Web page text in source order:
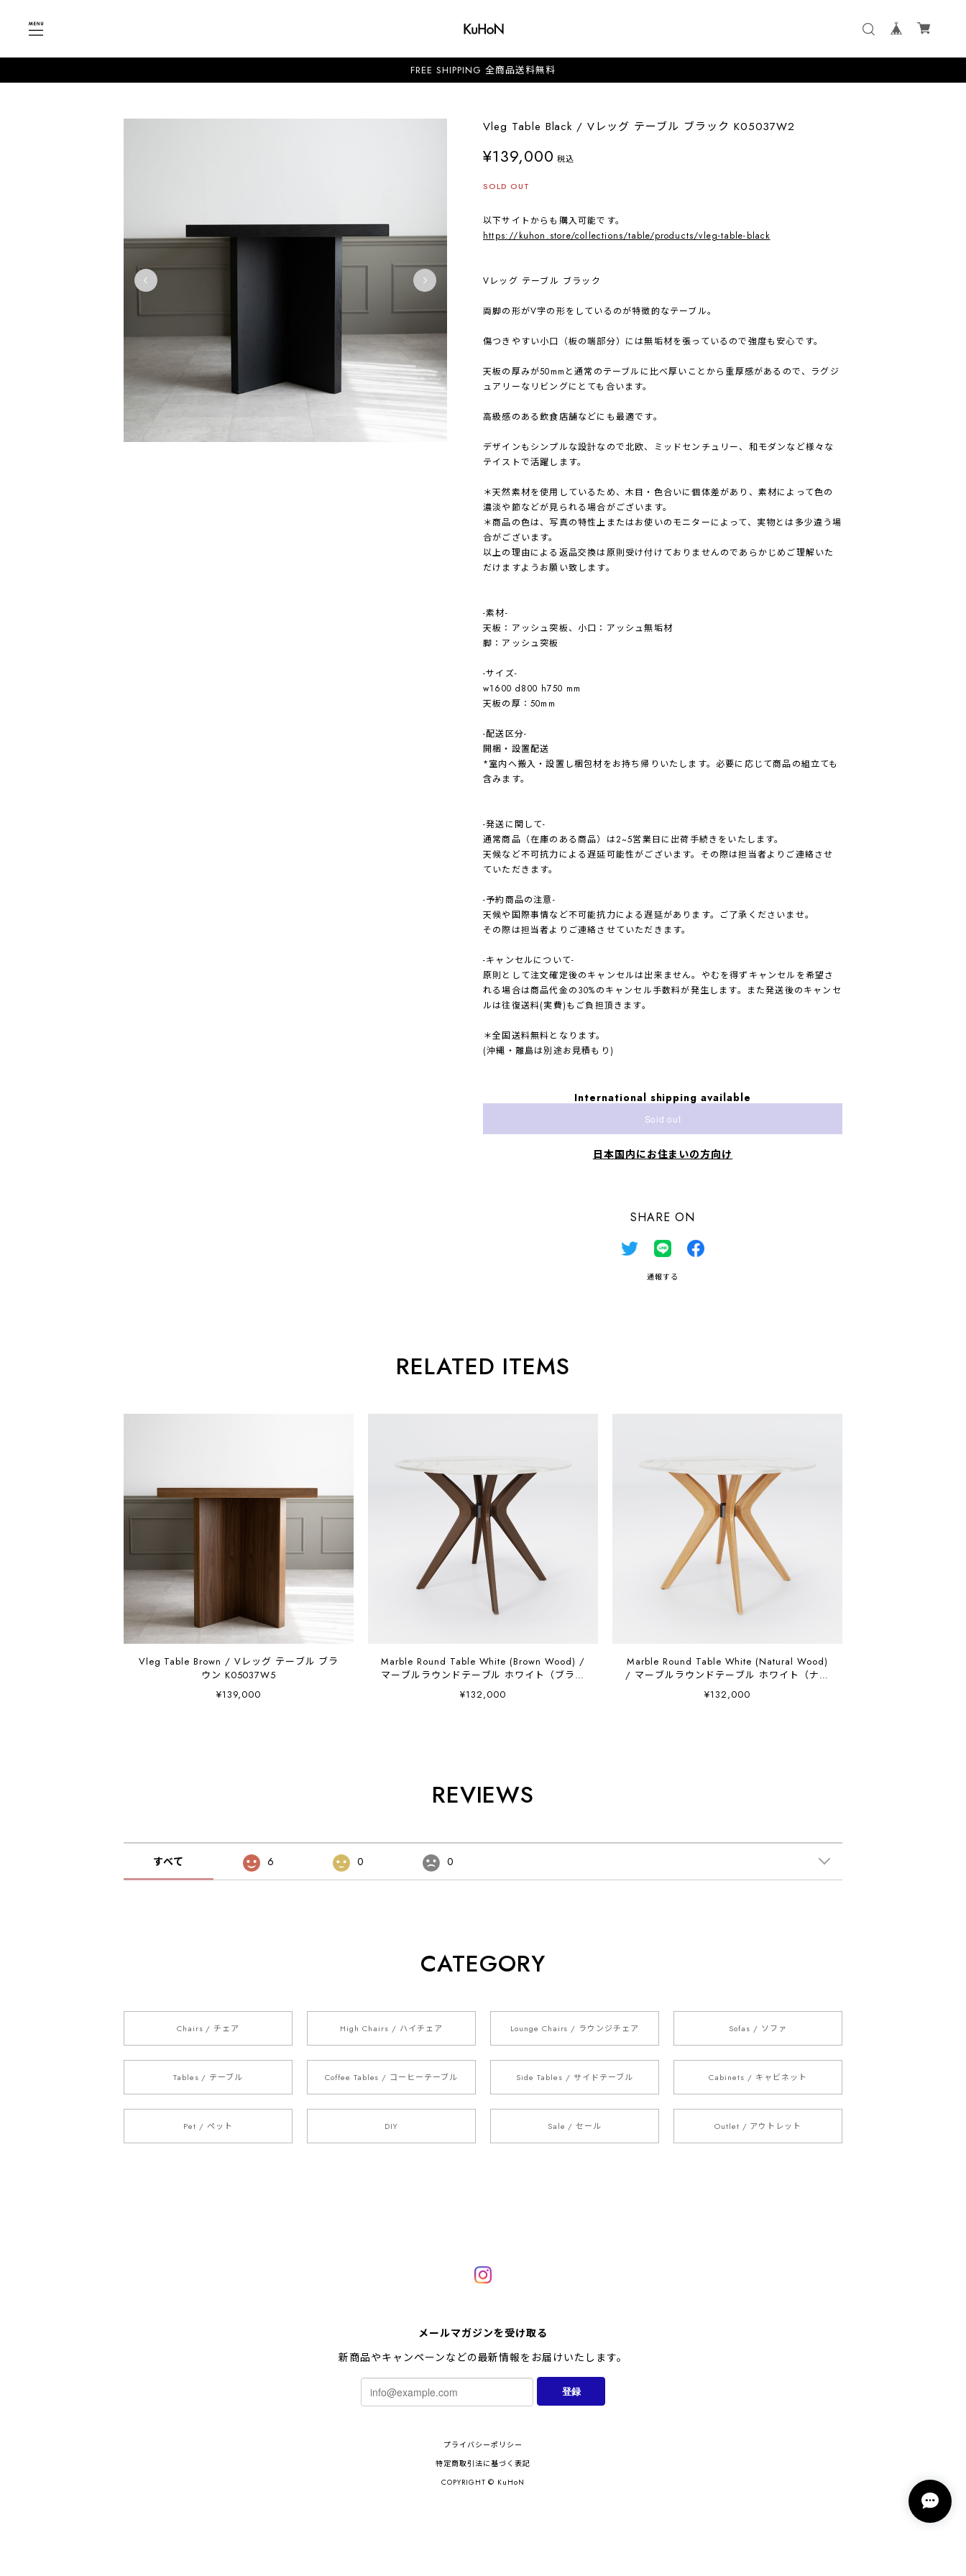
FREE SHIPPING 全商品送料無料
Vleg Table Black / Vレッグ テーブル ブラック K05037W2
¥139,000 税込
SOLD OUT
以下サイトからも購入可能です。
https://kuhon.store/collections/table/products/vleg-table-black
Vレッグ テーブル ブラック
両脚の形がV字の形をしているのが特徴的なテーブル。
傷つきやすい小口（板の端部分）には無垢材を張っているので強度も安心です。
天板の厚みが50mmと通常のテーブルに比べ厚いことから重厚感があるので、ラグジ
ュアリーなリビングにとても合います。
高級感のある飲食店舗などにも最適です。
デザインもシンプルな設計なので北欧、ミッドセンチュリー、和モダンなど様々な
テイストで活躍します。
＊天然素材を使用しているため、木目・色合いに個体差があり、素材によって色の
濃淡や節などが見られる場合がございます。
＊商品の色は、写真の特性上またはお使いのモニターによって、実物とは多少違う場
合がございます。
以上の理由による返品交換は原則受け付けておりませんのであらかじめご理解いた
だけますようお願い致します。
-素材-
天板：アッシュ突板、小口：アッシュ無垢材
脚：アッシュ突板
-サイズ-
w1600 d800 h750 mm
天板の厚：50mm
-配送区分-
開梱・設置配送
*室内へ搬入・設置し梱包材をお持ち帰りいたします。必要に応じて商品の組立ても
含みます。
-発送に関して-
通常商品（在庫のある商品）は2~5営業日に出荷手続きをいたします。
天候など不可抗力による遅延可能性がございます。その際は担当者よりご連絡させ
ていただきます。
-予約商品の注意-
天候や国際事情など不可能抗力による遅延があります。ご了承くださいませ。
その際は担当者よりご連絡させていただきます。
-キャンセルについて-
原則として注文確定後のキャンセルは出来ません。やむを得ずキャンセルを希望さ
れる場合は商品代金の30%のキャンセル手数料が発生します。また発送後のキャンセ
ルは往復送料(実費)もご負担頂きます。
＊全国送料無料となります。
(沖縄・離島は別途お見積もり)
International shipping available
Sold out
日本国内にお住まいの方向け
SHARE ON
通報する
RELATED ITEMS
Vleg Table Brown / Vレッグ テーブル ブラ
ウン K05037W5
¥139,000
Marble Round Table White (Brown Wood) /
マーブルラウンドテーブル ホワイト（ブラウ
ンウッド） K01617W8MWH
¥132,000
Marble Round Table White (Natural Wood)
/ マーブルラウンドテーブル ホワイト（ナチ
ュラルウッド） K01617W1MWH
¥132,000
REVIEWS
すべて 6 0 0
CATEGORY
Chairs / チェア High Chairs / ハイチェア Lounge Chairs / ラウンジチェア Sofas / ソファ
Tables / テーブル Coffee Tables / コーヒーテーブル Side Tables / サイドテーブル Cabinets / キャビネット
Pet / ペット DIY Sale / セール Outlet / アウトレット
メールマガジンを受け取る
新商品やキャンペーンなどの最新情報をお届けいたします。
登録
プライバシーポリシー
特定商取引法に基づく表記
COPYRIGHT © KuHoN